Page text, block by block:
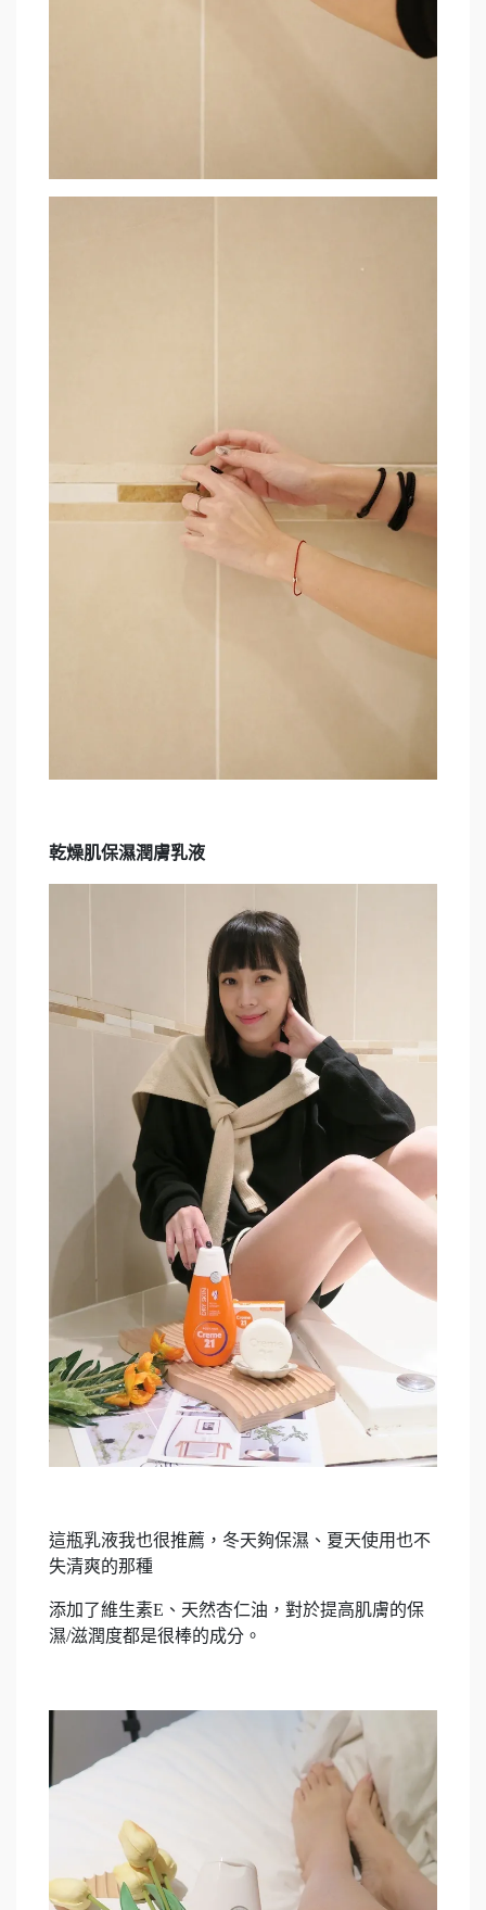
乾燥肌保濕潤膚乳液
這瓶乳液我也很推薦，冬天夠保濕、夏天使用也不
失清爽的那種
添加了維生素E、天然杏仁油，對於提高肌膚的保
濕/滋潤度都是很棒的成分。